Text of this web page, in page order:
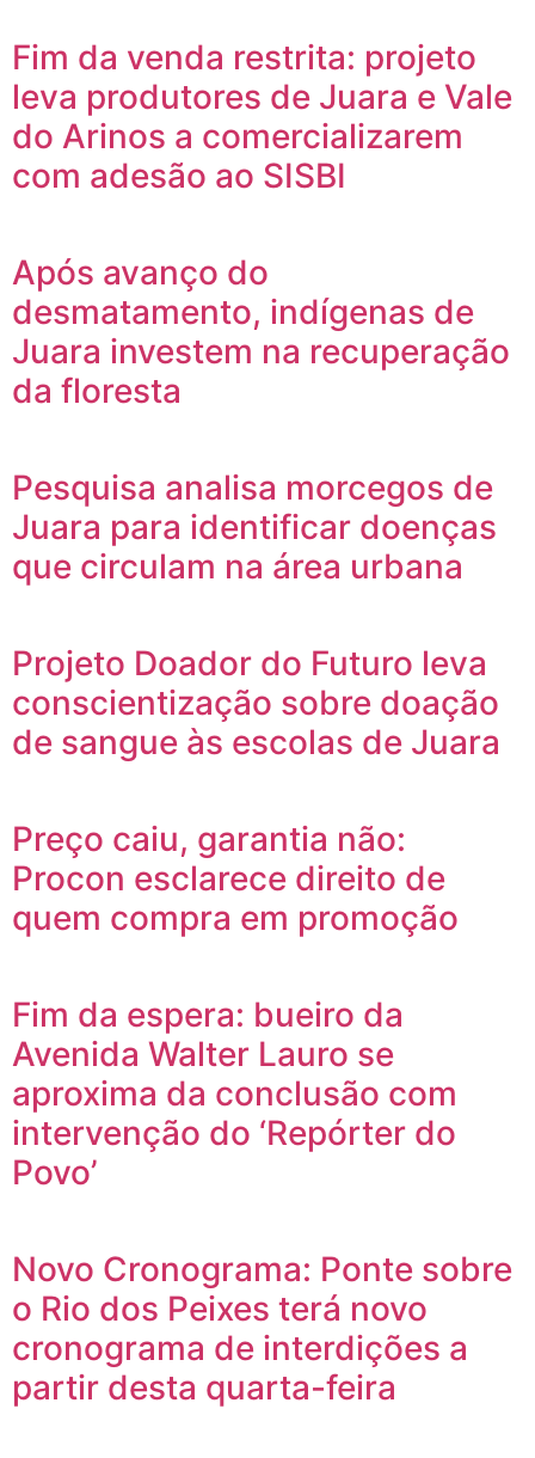
Fim da venda restrita: projeto
leva produtores de Juara e Vale
do Arinos a comercializarem
com adesão ao SISBI
Após avanço do
desmatamento, indígenas de
Juara investem na recuperação
da floresta
Pesquisa analisa morcegos de
Juara para identificar doenças
que circulam na área urbana
Projeto Doador do Futuro leva
conscientização sobre doação
de sangue às escolas de Juara
Preço caiu, garantia não:
Procon esclarece direito de
quem compra em promoção
Fim da espera: bueiro da
Avenida Walter Lauro se
aproxima da conclusão com
intervenção do ‘Repórter do
Povo’
Novo Cronograma: Ponte sobre
o Rio dos Peixes terá novo
cronograma de interdições a
partir desta quarta-feira